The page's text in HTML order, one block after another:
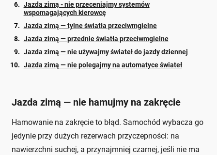
Jazda zimą - nie przeceniajmy systemów
wspomagających kierowcę
Jazda zimą — tylne światła przeciwmgielne
Jazda zimą — przednie światła przeciwmgielne
Jazda zimą — nie używajmy świateł do jazdy dziennej
Jazda zimą — nie polegajmy na automatyce świateł
Jazda zimą — nie hamujmy na zakręcie
Hamowanie na zakręcie to błąd. Samochód wybacza go
jedynie przy dużych rezerwach przyczepności: na
nawierzchni suchej, a przynajmniej czarnej, jeśli nie ma